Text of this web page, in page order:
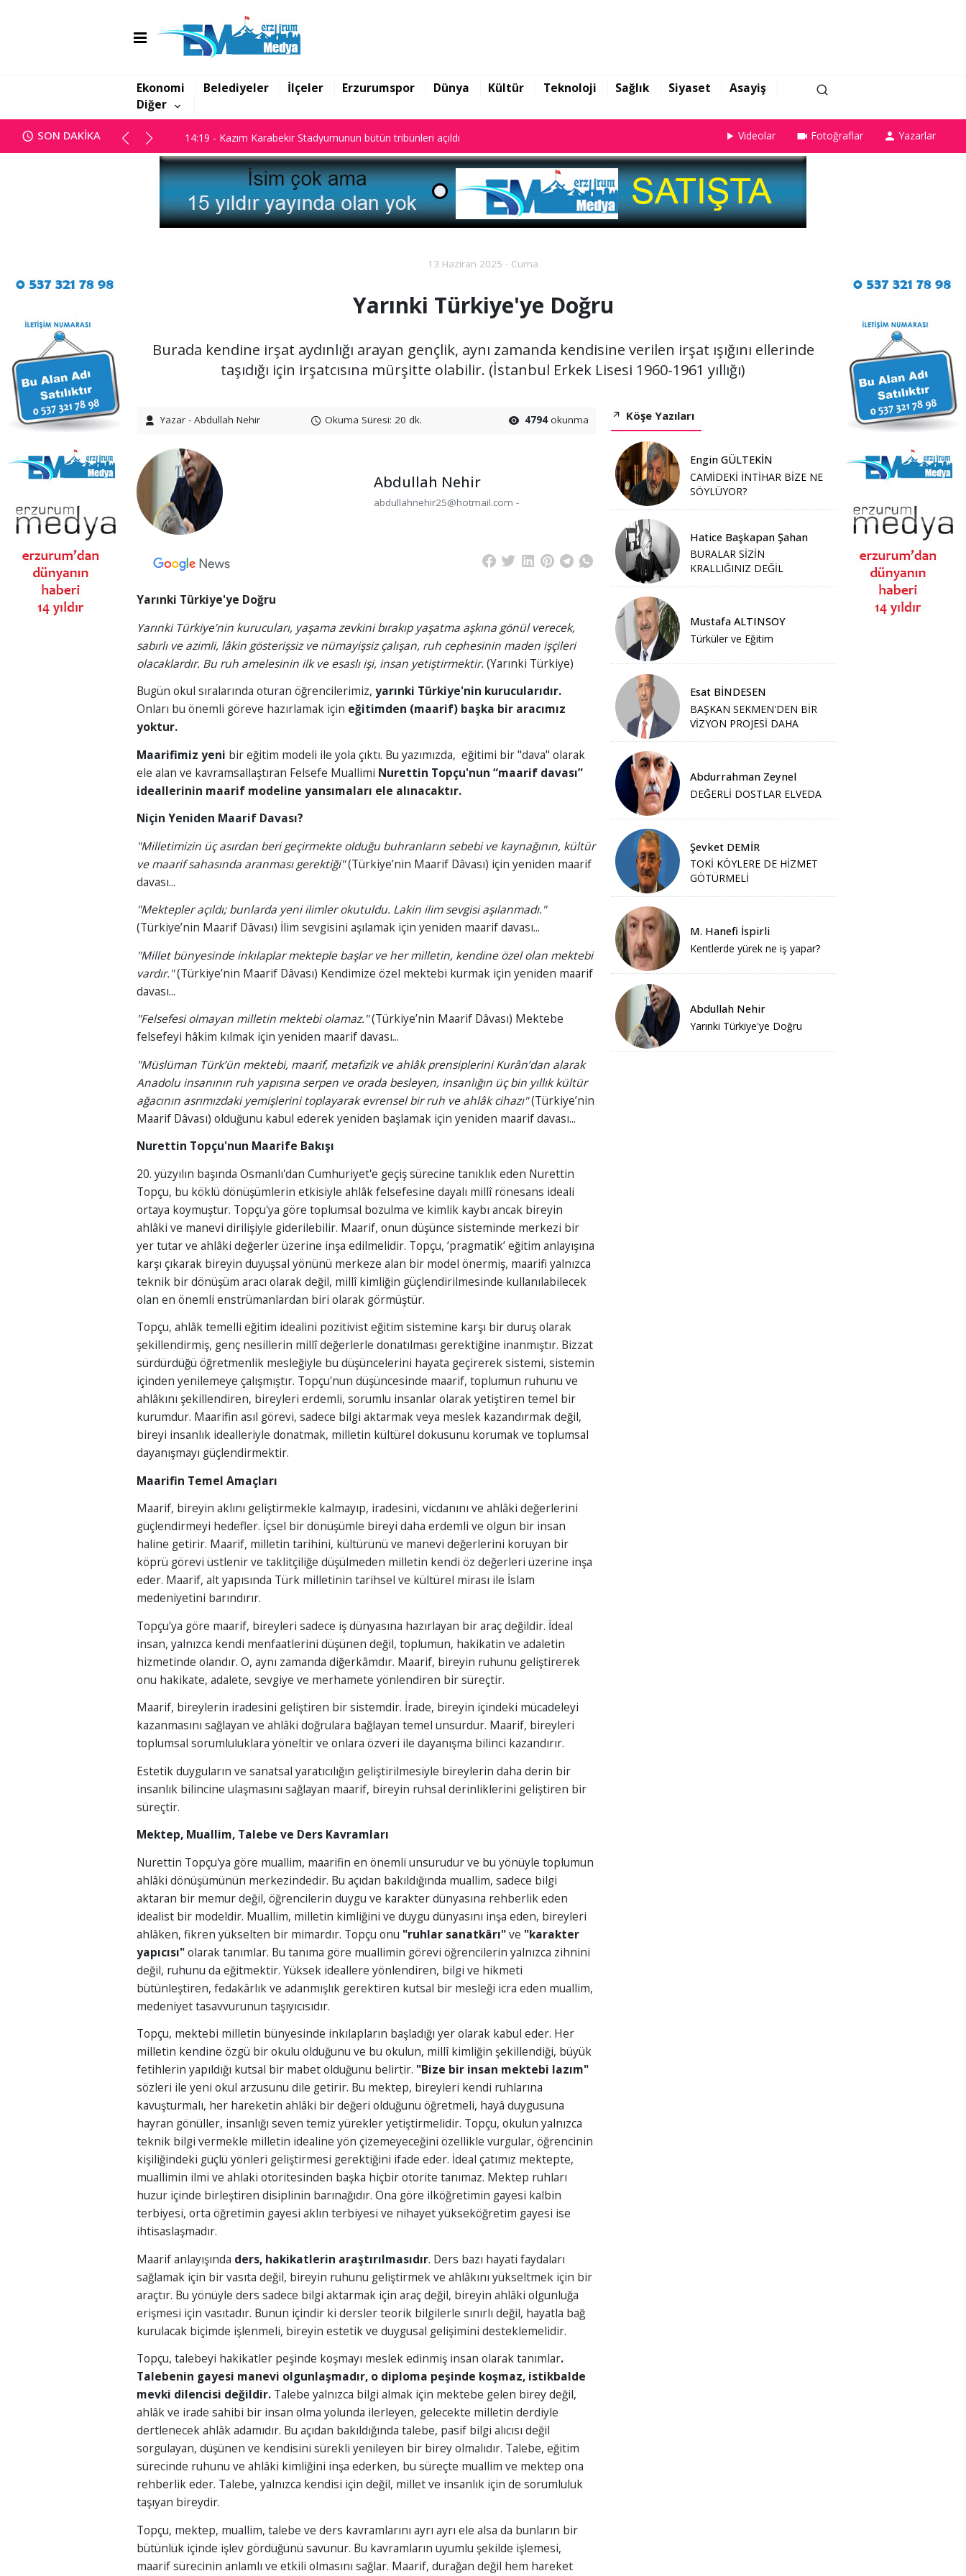
Ekonomi Belediyeler İlçeler Erzurumspor Dünya Kültür Teknoloji Sağlık Siyaset
Asayiş
Diğer
SON DAKİKA
14:10 - Usta Kalem Engin Gültekin yazılarına başladı
14:19 - Kazım Karabekir Stadyumunun bütün tribünleri açıldı
14:19 - Kazım Karabekir Stadyumunun bütün tribünleri açıldı Videolar Fotoğraflar Yazarlar
13 Haziran 2025 - Cuma
Yarınki Türkiye'ye Doğru
Burada kendine irşat aydınlığı arayan gençlik, aynı zamanda kendisine verilen irşat ışığını ellerinde
taşıdığı için irşatcısına mürşitte olabilir. (İstanbul Erkek Lisesi 1960-1961 yıllığı)
Yazar - Abdullah Nehir Okuma Süresi: 20 dk. 4794 okunma
Abdullah Nehir
abdullahnehir25@hotmail.com -
Yarınki Türkiye'ye Doğru
Yarınki Türkiye’nin kurucuları, yaşama zevkini bırakıp yaşatma aşkına gönül verecek,
sabırlı ve azimli, lâkin gösterişsiz ve nümayişsiz çalışan, ruh cephesinin maden işçileri
olacaklardır. Bu ruh amelesinin ilk ve esaslı işi, insan yetiştirmektir. (Yarınki Türkiye)
Bugün okul sıralarında oturan öğrencilerimiz, yarınki Türkiye'nin kurucularıdır.
Onları bu önemli göreve hazırlamak için eğitimden (maarif) başka bir aracımız
yoktur.
Maarifimiz yeni bir eğitim modeli ile yola çıktı. Bu yazımızda, eğitimi bir "dava" olarak
ele alan ve kavramsallaştıran Felsefe Muallimi Nurettin Topçu'nun “maarif davası”
ideallerinin maarif modeline yansımaları ele alınacaktır.
Niçin Yeniden Maarif Davası?
"Milletimizin üç asırdan beri geçirmekte olduğu buhranların sebebi ve kaynağının, kültür
ve maarif sahasında aranması gerektiği"(Türkiye’nin Maarif Dâvası) için yeniden maarif
davası...
"Mektepler açıldı; bunlarda yeni ilimler okutuldu. Lakin ilim sevgisi aşılanmadı."
(Türkiye’nin Maarif Dâvası) İlim sevgisini aşılamak için yeniden maarif davası...
"Millet bünyesinde inkılaplar mekteple başlar ve her milletin, kendine özel olan mektebi
vardır."(Türkiye’nin Maarif Dâvası) Kendimize özel mektebi kurmak için yeniden maarif
davası...
"Felsefesi olmayan milletin mektebi olamaz."(Türkiye’nin Maarif Dâvası) Mektebe
felsefeyi hâkim kılmak için yeniden maarif davası...
"Müslüman Türk’ün mektebi, maarif, metafizik ve ahlâk prensiplerini Kurân’dan alarak
Anadolu insanının ruh yapısına serpen ve orada besleyen, insanlığın üç bin yıllık kültür
ağacının asrımızdaki yemişlerini toplayarak evrensel bir ruh ve ahlâk cihazı"(Türkiye’nin
Maarif Dâvası) olduğunu kabul ederek yeniden başlamak için yeniden maarif davası...
Nurettin Topçu'nun Maarife Bakışı
20. yüzyılın başında Osmanlı'dan Cumhuriyet'e geçiş sürecine tanıklık eden Nurettin
Topçu, bu köklü dönüşümlerin etkisiyle ahlâk felsefesine dayalı millî rönesans ideali
ortaya koymuştur. Topçu'ya göre toplumsal bozulma ve kimlik kaybı ancak bireyin
ahlâki ve manevi dirilişiyle giderilebilir. Maarif, onun düşünce sisteminde merkezi bir
yer tutar ve ahlâki değerler üzerine inşa edilmelidir. Topçu, ‘pragmatik’ eğitim anlayışına
karşı çıkarak bireyin duyuşsal yönünü merkeze alan bir model önermiş, maarifi yalnızca
teknik bir dönüşüm aracı olarak değil, millî kimliğin güçlendirilmesinde kullanılabilecek
olan en önemli enstrümanlardan biri olarak görmüştür.
Topçu, ahlâk temelli eğitim idealini pozitivist eğitim sistemine karşı bir duruş olarak
şekillendirmiş, genç nesillerin millî değerlerle donatılması gerektiğine inanmıştır. Bizzat
sürdürdüğü öğretmenlik mesleğiyle bu düşüncelerini hayata geçirerek sistemi, sistemin
içinden yenilemeye çalışmıştır. Topçu'nun düşüncesinde maarif, toplumun ruhunu ve
ahlâkını şekillendiren, bireyleri erdemli, sorumlu insanlar olarak yetiştiren temel bir
kurumdur. Maarifin asıl görevi, sadece bilgi aktarmak veya meslek kazandırmak değil,
bireyi insanlık idealleriyle donatmak, milletin kültürel dokusunu korumak ve toplumsal
dayanışmayı güçlendirmektir.
Maarifin Temel Amaçları
Maarif, bireyin aklını geliştirmekle kalmayıp, iradesini, vicdanını ve ahlâki değerlerini
güçlendirmeyi hedefler. İçsel bir dönüşümle bireyi daha erdemli ve olgun bir insan
haline getirir. Maarif, milletin tarihini, kültürünü ve manevi değerlerini koruyan bir
köprü görevi üstlenir ve taklitçiliğe düşülmeden milletin kendi öz değerleri üzerine inşa
eder. Maarif, alt yapısında Türk milletinin tarihsel ve kültürel mirası ile İslam
medeniyetini barındırır.
Topçu'ya göre maarif, bireyleri sadece iş dünyasına hazırlayan bir araç değildir. İdeal
insan, yalnızca kendi menfaatlerini düşünen değil, toplumun, hakikatin ve adaletin
hizmetinde olandır. O, aynı zamanda diğerkâmdır. Maarif, bireyin ruhunu geliştirerek
onu hakikate, adalete, sevgiye ve merhamete yönlendiren bir süreçtir.
Maarif, bireylerin iradesini geliştiren bir sistemdir. İrade, bireyin içindeki mücadeleyi
kazanmasını sağlayan ve ahlâki doğrulara bağlayan temel unsurdur. Maarif, bireyleri
toplumsal sorumluluklara yöneltir ve onlara özveri ile dayanışma bilinci kazandırır.
Estetik duyguların ve sanatsal yaratıcılığın geliştirilmesiyle bireylerin daha derin bir
insanlık bilincine ulaşmasını sağlayan maarif, bireyin ruhsal derinliklerini geliştiren bir
süreçtir.
Mektep, Muallim, Talebe ve Ders Kavramları
Nurettin Topçu'ya göre muallim, maarifin en önemli unsurudur ve bu yönüyle toplumun
ahlâki dönüşümünün merkezindedir. Bu açıdan bakıldığında muallim, sadece bilgi
aktaran bir memur değil, öğrencilerin duygu ve karakter dünyasına rehberlik eden
idealist bir modeldir. Muallim, milletin kimliğini ve duygu dünyasını inşa eden, bireyleri
ahlâken, fikren yükselten bir mimardır. Topçu onu "ruhlar sanatkârı"ve "karakter
yapıcısı"olarak tanımlar. Bu tanıma göre muallimin görevi öğrencilerin yalnızca zihnini
değil, ruhunu da eğitmektir. Yüksek ideallere yönlendiren, bilgi ve hikmeti
bütünleştiren, fedakârlık ve adanmışlık gerektiren kutsal bir mesleği icra eden muallim,
medeniyet tasavvurunun taşıyıcısıdır.
Topçu, mektebi milletin bünyesinde inkılapların başladığı yer olarak kabul eder. Her
milletin kendine özgü bir okulu olduğunu ve bu okulun, millî kimliğin şekillendiği, büyük
fetihlerin yapıldığı kutsal bir mabet olduğunu belirtir. "Bize bir insan mektebi lazım"
sözleri ile yeni okul arzusunu dile getirir. Bu mektep, bireyleri kendi ruhlarına
kavuşturmalı, her hareketin ahlâki bir değeri olduğunu öğretmeli, hayâ duygusuna
hayran gönüller, insanlığı seven temiz yürekler yetiştirmelidir. Topçu, okulun yalnızca
teknik bilgi vermekle milletin idealine yön çizemeyeceğini özellikle vurgular, öğrencinin
kişiliğindeki güçlü yönleri geliştirmesi gerektiğini ifade eder. İdeal çatımız mektepte,
muallimin ilmi ve ahlaki otoritesinden başka hiçbir otorite tanımaz. Mektep ruhları
huzur içinde birleştiren disiplinin barınağıdır. Ona göre ilköğretimin gayesi kalbin
terbiyesi, orta öğretimin gayesi aklın terbiyesi ve nihayet yükseköğretim gayesi ise
ihtisaslaşmadır.
Maarif anlayışında ders, hakikatlerin araştırılmasıdır. Ders bazı hayati faydaları
sağlamak için bir vasıta değil, bireyin ruhunu geliştirmek ve ahlâkını yükseltmek için bir
araçtır. Bu yönüyle ders sadece bilgi aktarmak için araç değil, bireyin ahlâki olgunluğa
erişmesi için vasıtadır. Bunun içindir ki dersler teorik bilgilerle sınırlı değil, hayatla bağ
kurulacak biçimde işlenmeli, bireyin estetik ve duygusal gelişimini desteklemelidir.
Topçu, talebeyi hakikatler peşinde koşmayı meslek edinmiş insan olarak tanımlar.
Talebenin gayesi manevi olgunlaşmadır, o diploma peşinde koşmaz, istikbalde
mevki dilencisi değildir.Talebe yalnızca bilgi almak için mektebe gelen birey değil,
ahlâk ve irade sahibi bir insan olma yolunda ilerleyen, gelecekte milletin derdiyle
dertlenecek ahlâk adamıdır. Bu açıdan bakıldığında talebe, pasif bilgi alıcısı değil
sorgulayan, düşünen ve kendisini sürekli yenileyen bir birey olmalıdır. Talebe, eğitim
sürecinde ruhunu ve ahlâki kimliğini inşa ederken, bu süreçte muallim ve mektep ona
rehberlik eder. Talebe, yalnızca kendisi için değil, millet ve insanlık için de sorumluluk
taşıyan bireydir.
Topçu, mektep, muallim, talebe ve ders kavramlarını ayrı ayrı ele alsa da bunların bir
bütünlük içinde işlev gördüğünü savunur. Bu kavramların uyumlu şekilde işlemesi,
maarif sürecinin anlamlı ve etkili olmasını sağlar. Maarif, durağan değil hem hareket
Köşe Yazıları
Engin GÜLTEKİN
CAMİDEKİ İNTİHAR BİZE NE
SÖYLÜYOR?
Hatice Başkapan Şahan
BURALAR SİZİN
KRALLIĞINIZ DEĞİL
Mustafa ALTINSOY
Türküler ve Eğitim
Esat BİNDESEN
BAŞKAN SEKMEN'DEN BİR
VİZYON PROJESİ DAHA
Abdurrahman Zeynel
DEĞERLİ DOSTLAR ELVEDA
Şevket DEMİR
TOKİ KÖYLERE DE HİZMET
GÖTÜRMELİ
M. Hanefi İspirli
Kentlerde yürek ne iş yapar?
Abdullah Nehir
Yarınki Türkiye'ye Doğru